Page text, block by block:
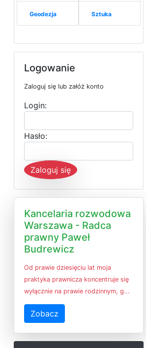
Geodezja Sztuka
Logowanie
Zaloguj się lub załóż konto
Login:
Hasło:
Zaloguj się
Kancelaria rozwodowa
Warszawa - Radca
prawny Paweł
Budrewicz
Od prawie dziesięciu lat moja
praktyka prawnicza koncentruje się
wyłącznie na prawie rodzinnym, g...
Zobacz